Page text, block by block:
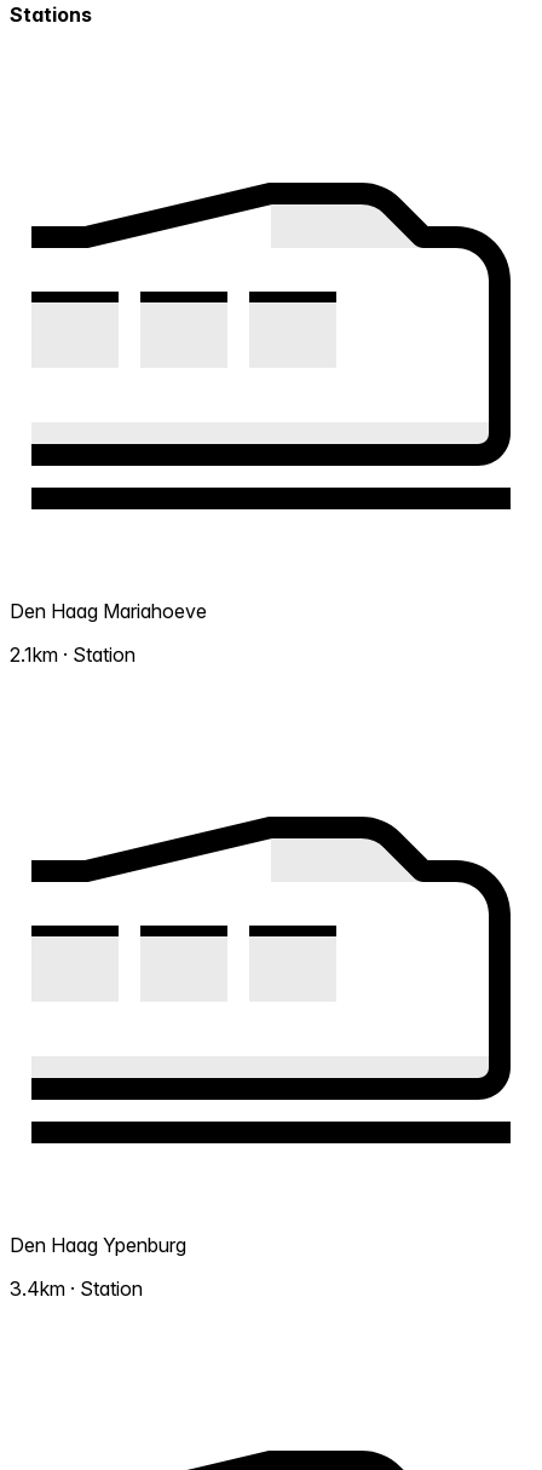
Stations
Den Haag Mariahoeve
2.1km · Station
Den Haag Ypenburg
3.4km · Station